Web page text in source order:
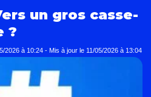
un gros casse-
?
2026 à 10:24 - Mis à jour le 11/05/2026 à 13:04